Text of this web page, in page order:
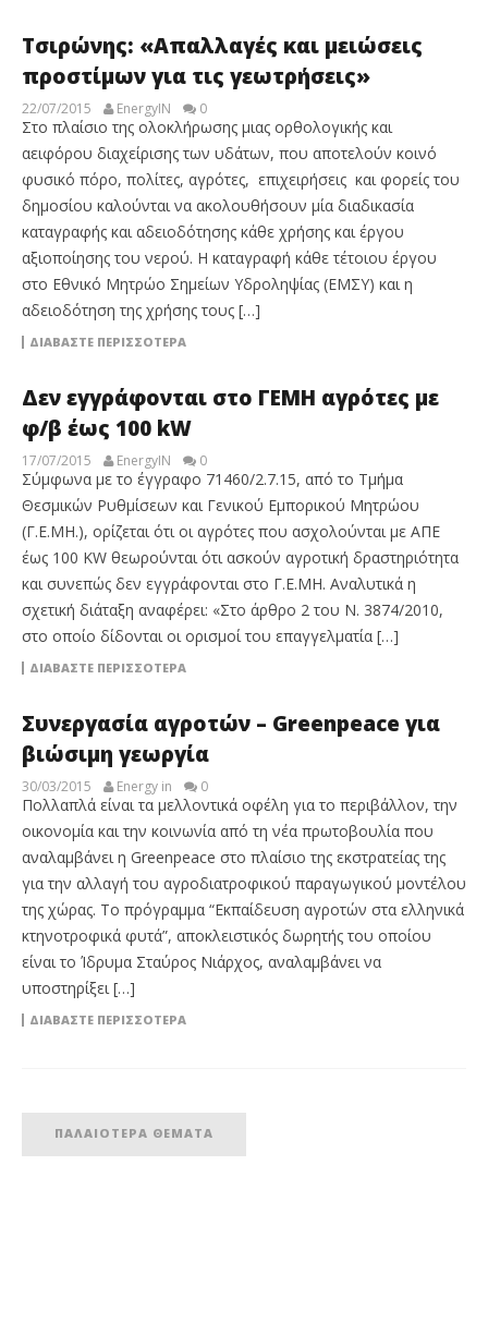
Τσιρώνης: «Απαλλαγές και μειώσεις
προστίμων για τις γεωτρήσεις»
22/07/2015 EnergyIN 0
Στο πλαίσιο της ολοκλήρωσης μιας ορθολογικής και
αειφόρου διαχείρισης των υδάτων, που αποτελούν κοινό
φυσικό πόρο, πολίτες, αγρότες, επιχειρήσεις και φορείς του
δημοσίου καλούνται να ακολουθήσουν μία διαδικασία
καταγραφής και αδειοδότησης κάθε χρήσης και έργου
αξιοποίησης του νερού. Η καταγραφή κάθε τέτοιου έργου
στο Εθνικό Μητρώο Σημείων Υδροληψίας (ΕΜΣΥ) και η
αδειοδότηση της χρήσης τους […]
ΔΙΑΒΆΣΤΕ ΠΕΡΙΣΣΌΤΕΡΑ
Δεν εγγράφονται στο ΓΕΜΗ αγρότες με
φ/β έως 100 kW
17/07/2015 EnergyIN 0
Σύμφωνα με το έγγραφο 71460/2.7.15, από το Τμήμα
Θεσμικών Ρυθμίσεων και Γενικού Εμπορικού Μητρώου
(Γ.Ε.ΜΗ.), ορίζεται ότι οι αγρότες που ασχολούνται με ΑΠΕ
έως 100 KW θεωρούνται ότι ασκούν αγροτική δραστηριότητα
και συνεπώς δεν εγγράφονται στο Γ.Ε.ΜΗ. Αναλυτικά η
σχετική διάταξη αναφέρει: «Στο άρθρο 2 του Ν. 3874/2010,
στο οποίο δίδονται οι ορισμοί του επαγγελματία […]
ΔΙΑΒΆΣΤΕ ΠΕΡΙΣΣΌΤΕΡΑ
Συνεργασία αγροτών – Greenpeace για
βιώσιμη γεωργία
30/03/2015 Energy in 0
Πολλαπλά είναι τα μελλοντικά οφέλη για το περιβάλλον, την
οικονομία και την κοινωνία από τη νέα πρωτοβουλία που
αναλαμβάνει η Greenpeace στο πλαίσιο της εκστρατείας της
για την αλλαγή του αγροδιατροφικού παραγωγικού μοντέλου
της χώρας. Το πρόγραμμα “Εκπαίδευση αγροτών στα ελληνικά
κτηνοτροφικά φυτά”, αποκλειστικός δωρητής του οποίου
είναι το Ίδρυμα Σταύρος Νιάρχος, αναλαμβάνει να
υποστηρίξει […]
ΔΙΑΒΆΣΤΕ ΠΕΡΙΣΣΌΤΕΡΑ
ΠΑΛΑΙΌΤΕΡΑ ΘΈΜΑΤΑ